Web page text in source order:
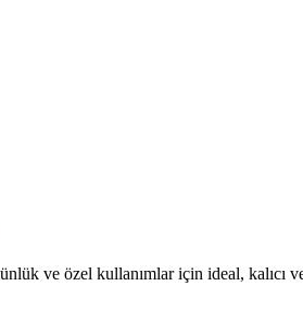
ve özel kullanımlar için ideal, kalıcı